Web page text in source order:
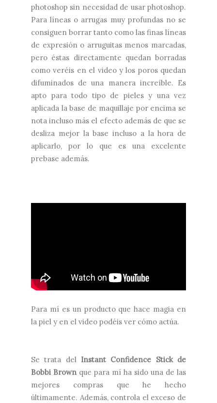
photoshop sin necesidad de usar photoshop.
Para líneas o arrugas muy profundas no se
consiguen borrar tanto como las finas líneas
de expresión o arruguitas menos marcadas,
pero éstas directamente quedan borradas
como veréis en el video y los poros quedan
difuminados de una manera increíble. Es
apto para todo tipo de pieles y una vez
aplicada la base de maquillaje por encima se
nota incluso más el efecto además de que se
desliza mejor la base incluso a la hora de
aplicarlo, por lo que es una excelente
prebase además.
Para mí es un producto que hace magia en
la piel y en el video podéis ver cómo actúa.
Se trata delInstant Confidence Stick de
Bobbi Brown que para mí ha sido una de las
mejores compras que he hecho
últimamente. Además, controla el exceso de